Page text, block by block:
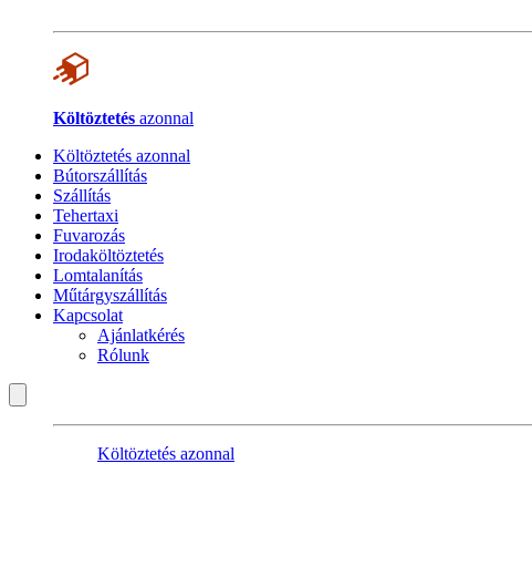
Költöztetés azonnal
Költöztetés azonnal
Bútorszállítás
Szállítás
Tehertaxi
Fuvarozás
Irodaköltöztetés
Lomtalanítás
Műtárgyszállítás
Kapcsolat
Ajánlatkérés
Rólunk
Költöztetés azonnal